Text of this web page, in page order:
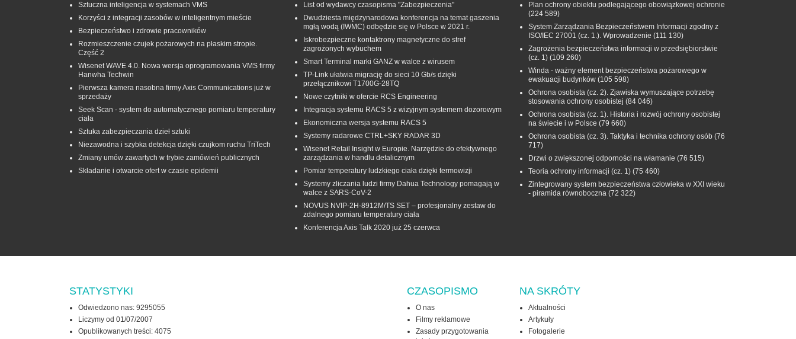
Sztuczna inteligencja w systemach VMS
Korzyści z integracji zasobów w inteligentnym mieście
Bezpieczeństwo i zdrowie pracowników
Rozmieszczenie czujek pożarowych na płaskim stropie.
Część 2
Wisenet WAVE 4.0. Nowa wersja oprogramowania VMS firmy
Hanwha Techwin
Pierwsza kamera nasobna firmy Axis Communications już w
sprzedaży
Seek Scan - system do automatycznego pomiaru temperatury
ciała
Sztuka zabezpieczania dzieł sztuki
Niezawodna i szybka detekcja dzięki czujkom ruchu TriTech
Zmiany umów zawartych w trybie zamówień publicznych
Składanie i otwarcie ofert w czasie epidemii
List od wydawcy czasopisma "Zabezpieczenia"
Dwudziesta międzynarodowa konferencja na temat gaszenia
mgłą wodą (IWMC) odbędzie się w Polsce w 2021 r.
Iskrobezpieczne kontaktrony magnetyczne do stref
zagrożonych wybuchem
Smart Terminal marki GANZ w walce z wirusem
TP-Link ułatwia migrację do sieci 10 Gb/s dzięki
przełącznikowi T1700G‑28TQ
Nowe czytniki w ofercie RCS Engineering
Integracja systemu RACS 5 z wizyjnym systemem dozorowym
Ekonomiczna wersja systemu RACS 5
Systemy radarowe CTRL+SKY RADAR 3D
Wisenet Retail Insight w Europie. Narzędzie do efektywnego
zarządzania w handlu detalicznym
Pomiar temperatury ludzkiego ciała dzięki termowizji
Systemy zliczania ludzi firmy Dahua Technology pomagają w
walce z SARS-CoV-2
NOVUS NVIP-2H-8912M/TS SET – profesjonalny zestaw do
zdalnego pomiaru temperatury ciała
Konferencja Axis Talk 2020 już 25 czerwca
Plan ochrony obiektu podlegającego obowiązkowej ochronie
(224 589)
System Zarządzania Bezpieczeństwem Informacji zgodny z
ISO/IEC 27001 (cz. 1.). Wprowadzenie (111 130)
Zagrożenia bezpieczeństwa informacji w przedsiębiorstwie
(cz. 1) (109 260)
Winda - ważny element bezpieczeństwa pożarowego w
ewakuacji budynków (105 598)
Ochrona osobista (cz. 2). Zjawiska wymuszające potrzebę
stosowania ochrony osobistej (84 046)
Ochrona osobista (cz. 1). Historia i rozwój ochrony osobistej
na świecie i w Polsce (79 660)
Ochrona osobista (cz. 3). Taktyka i technika ochrony osób (76
717)
Drzwi o zwiększonej odporności na włamanie (76 515)
Teoria ochrony informacji (cz. 1) (75 460)
Zintegrowany system bezpieczeństwa człowieka w XXI wieku
- piramida równoboczna (72 322)
STATYSTYKI
Odwiedzono nas: 9295055
Liczymy od 01/07/2007
Opublikowanych treści: 4075
CZASOPISMO
O nas
Filmy reklamowe
Zasady przygotowania
NA SKRÓTY
Aktualności
Artykuły
Fotogalerie